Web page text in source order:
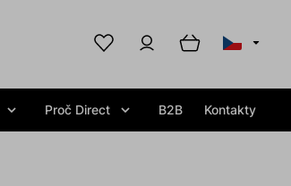
Proč Direct B2B Kontakty